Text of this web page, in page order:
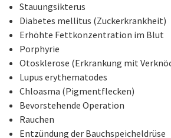
Stauungsikterus
Diabetes mellitus (Zuckerkrankheit)
Erhöhte Fettkonzentration im Blut
Porphyrie
Otosklerose (Erkrankung mit
Lupus erythematodes
Chloasma (Pigmentflecken)
Bevorstehende Operation
Rauchen
Entzündung der Bauchspeicheldrüse